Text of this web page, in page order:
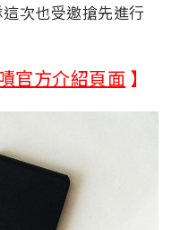
次也受邀搶先進行
官方介紹頁面 】